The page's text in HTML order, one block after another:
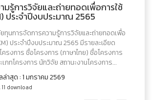
มรู้การวิจัยและถ่ายทอดเพื่อการใช้
ประจำปีงบประมาณ 2565
ทุนการจัดการความรู้การวิจัยและถ่ายทอดเพื่อ
ประจำปีงบประมาณ 2565 มีรายละเอียด
รงการ ชื่อโครงการ (ภาษาไทย) ชื่อโครงการ
ภทโครงการ นักวิจัย สถานะงานโครงการ...
าสุด : 1 มกราคม 2569
11 download